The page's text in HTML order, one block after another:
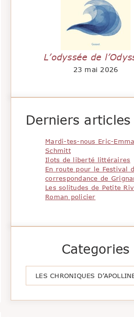
L’odyssée de
23 mai 2026
Derniers articles
Mardi-tes-nous Eric-
Schmitt
Ilots de liberté littéraires
En route pour le Festival
correspondance de
Les solitudes de Petite
Roman policier
Categories